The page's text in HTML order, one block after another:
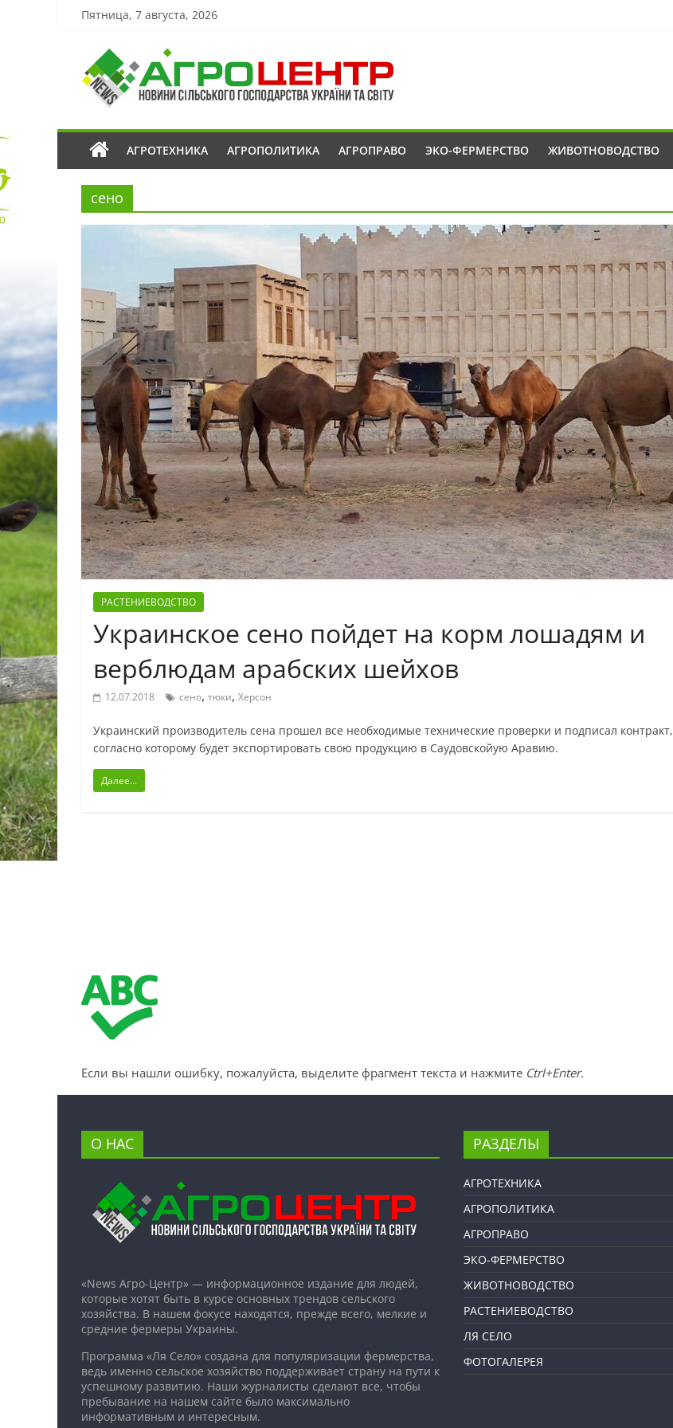
Пятница, 7 августа, 2026
АГРОТЕХНИКА АГРОПОЛИТИКА АГРОПРАВО ЭКО-ФЕРМЕРСТВО ЖИВОТНОВОДСТВО
сено
РАСТЕНИЕВОДСТВО
Украинское сено пойдет на корм лошадям и
верблюдам арабских шейхов
12.07.2018 сено, тюки, Херсон
Украинский производитель сена прошел все необходимые технические проверки и подписал контракт,
согласно которому будет экспортировать свою продукцию в Саудовскойую Аравию.
Далее...
Если вы нашли ошибку, пожалуйста, выделите фрагмент текста и нажмите Ctrl+Enter.
О НАС
«News Агро-Центр» — информационное издание для людей,
которые хотят быть в курсе основных трендов сельского
хозяйства. В нашем фокусе находятся, прежде всего, мелкие и
средние фермеры Украины.
Программа «Ля Село» создана для популяризации фермерства,
ведь именно сельское хозяйство поддерживает страну на пути к
успешному развитию. Наши журналисты сделают все, чтобы
пребывание на нашем сайте было максимально
информативным и интересным.
РАЗДЕЛЫ
АГРОТЕХНИКА
АГРОПОЛИТИКА
АГРОПРАВО
ЭКО-ФЕРМЕРСТВО
ЖИВОТНОВОДСТВО
РАСТЕНИЕВОДСТВО
ЛЯ СЕЛО
ФОТОГАЛЕРЕЯ